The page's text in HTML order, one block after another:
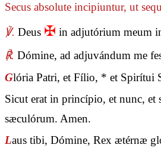
Secus absolute incipiuntur, ut
℣. Deus ✠ in adjutórium meum
℟. Dómine, ad adjuvándum me
Glória Patri, et Fílio, * et Spirítui
Sicut erat in princípio, et nunc, et
sæculórum. Amen.
Laus tibi, Dómine, Rex ætérnæ